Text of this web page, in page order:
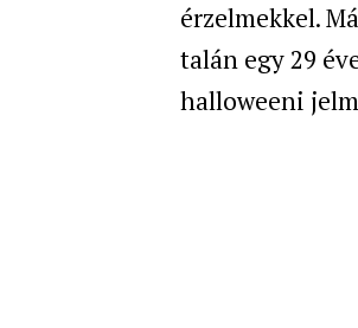
érzelmekkel.
talán egy 29
halloweeni